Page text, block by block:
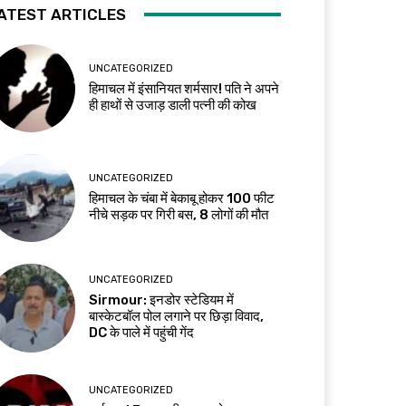
ARTICLES
UNCATEGORIZED
हिमाचल में इंसानियत शर्मसार! पति ने अपने
ही हाथों से उजाड़ डाली पत्नी की कोख
UNCATEGORIZED
हिमाचल के चंबा में बेकाबू होकर 100 फीट
नीचे सड़क पर गिरी बस, 8 लोगों की मौत
UNCATEGORIZED
Sirmour: इनडोर स्टेडियम में
बास्केटबॉल पोल लगाने पर छिड़ा विवाद,
DC के पाले में पहुंची गेंद
UNCATEGORIZED